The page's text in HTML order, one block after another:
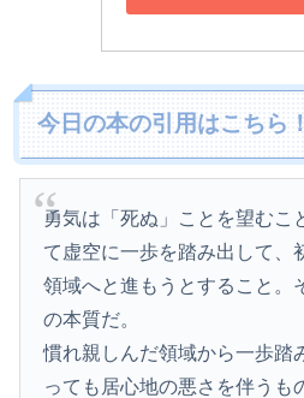
今日の本の引用はこちら！
勇気は「死ぬ」ことを望むこ
て虚空に一歩を踏み出して、
領域へと進もうとすること。
の本質だ。
慣れ親しんだ領域から一歩踏
っても居心地の悪さを伴うも